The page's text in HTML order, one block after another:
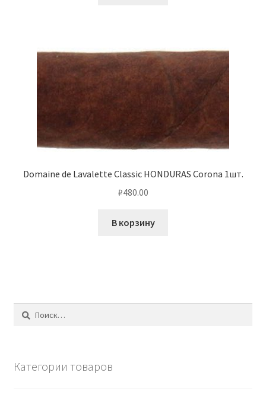
Domaine de Lavalette Classic HONDURAS Corona 1шт.
₽480.00
В корзину
Найти:
Категории товаров